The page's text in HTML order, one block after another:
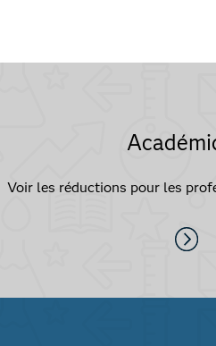
Voir les réductions pour les